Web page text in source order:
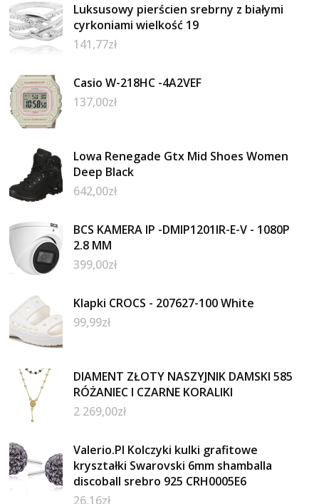
Luksusowy pierścien srebrny z białymi
cyrkoniami wielkość 19
141,77zł
Casio W-218HC -4A2VEF
137,00zł
Lowa Renegade Gtx Mid Shoes Women
Deep Black
642,00zł
BCS KAMERA IP -DMIP1201IR-E-V - 1080P
2.8 MM
399,00zł
Klapki CROCS - 207627-100 White
99,99zł
DIAMENT ZŁOTY NASZYJNIK DAMSKI 585
RÓŻANIEC I CZARNE KORALIKI
2 269,00zł
Valerio.Pl Kolczyki kulki grafitowe
kryształki Swarovski 6mm shamballa
discoball srebro 925 CRH0005E6
26,16zł